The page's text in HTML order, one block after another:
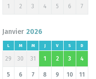
1 2 3 4 5 6 7
Janvier 2026
L M M J V S D
29 30 31 1 2 3 4
5 6 7 8 9 10 11